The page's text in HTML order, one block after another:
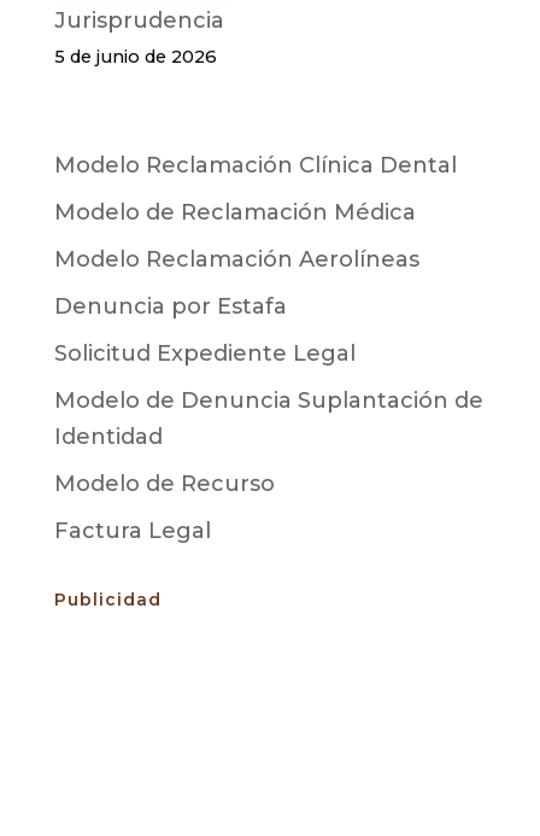
Jurisprudencia
5 de junio de 2026
Modelo Reclamación Clínica Dental
Modelo de Reclamación Médica
Modelo Reclamación Aerolíneas
Denuncia por Estafa
Solicitud Expediente Legal
Modelo de Denuncia Suplantación de
Identidad
Modelo de Recurso
Factura Legal
Publicidad